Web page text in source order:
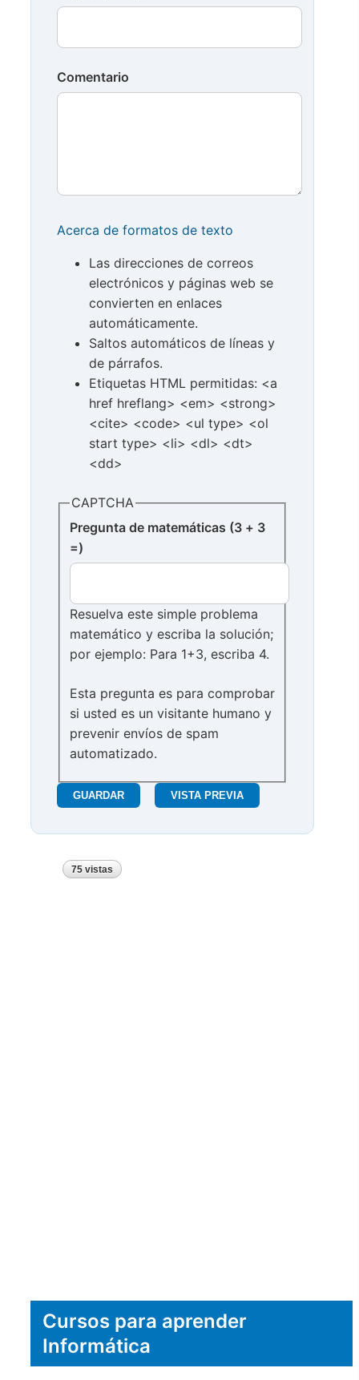
Comentario
Acerca de formatos de texto
Las direcciones de correos
electrónicos y páginas web se
convierten en enlaces
automáticamente.
Saltos automáticos de líneas y
de párrafos.
Etiquetas HTML permitidas: <a
href hreflang> <em> <strong>
<cite> <code> <ul type> <ol
start type> <li> <dl> <dt>
<dd>
CAPTCHA
Pregunta de matemáticas (3 + 3
=)
Resuelva este simple problema
matemático y escriba la solución;
por ejemplo: Para 1+3, escriba 4.
Esta pregunta es para comprobar
si usted es un visitante humano y
prevenir envíos de spam
automatizado.
75 vistas
Cursos para aprender
Informática